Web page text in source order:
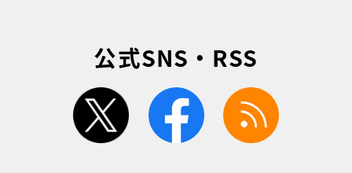
公式SNS・RSS
twitter facebook